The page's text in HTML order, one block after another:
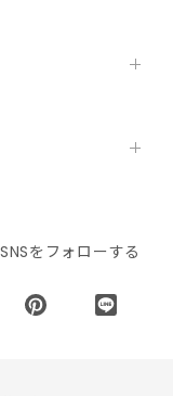
をフォローする